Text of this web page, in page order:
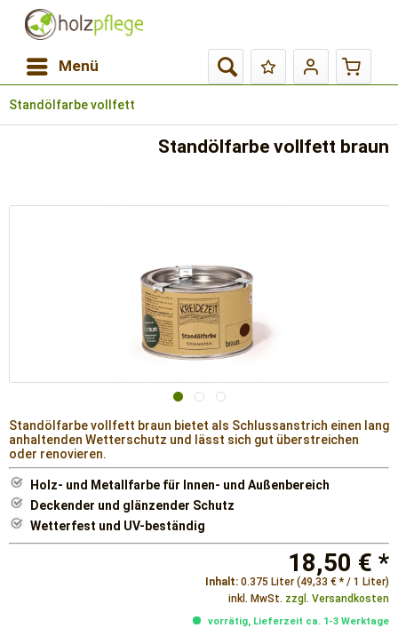
Menü
Standölfarbe vollfett
Standölfarbe vollfett braun
Standölfarbe vollfett braun bietet als Schlussanstrich einen lang
anhaltenden Wetterschutz und lässt sich gut überstreichen
oder renovieren.
Holz- und Metallfarbe für Innen- und Außenbereich
Deckender und glänzender Schutz
Wetterfest und UV-beständig
18,50 € *
Inhalt: 0.375 Liter (49,33 € * / 1 Liter)
inkl. MwSt. zzgl. Versandkosten
vorrätig, Lieferzeit ca. 1-3 Werktage